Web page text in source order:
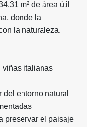
m² de área útil
donde la
la naturaleza.
viñas italianas
entorno natural
preservar el paisaje